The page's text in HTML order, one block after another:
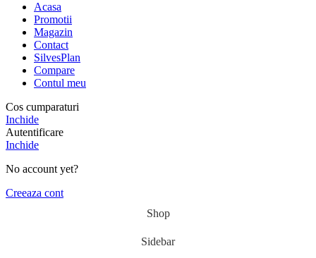
Acasa
Promotii
Magazin
Contact
SilvesPlan
Compare
Contul meu
Cos cumparaturi
Inchide
Autentificare
Inchide
No account yet?
Creeaza cont
Shop
Sidebar